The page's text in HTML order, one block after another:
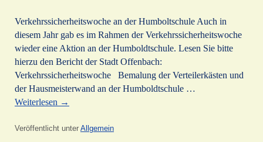
Verkehrssicherheitswoche an der Humboltschule Auch in
diesem Jahr gab es im Rahmen der Verkehrssicherheitswoche
wieder eine Aktion an der Humboldtschule. Lesen Sie bitte
hierzu den Bericht der Stadt Offenbach:
Verkehrssicherheitswoche Bemalung der Verteilerkästen und
der Hausmeisterwand an der Humboldtschule …
Weiterlesen →
Veröffentlicht unter Allgemein